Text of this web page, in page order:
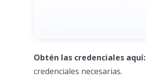
Obtén las credenciales aquí:
credenciales necesarias.